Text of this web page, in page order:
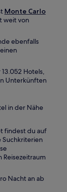
Monte Carlo
weit von
ebenfalls
Hotels,
Unterkünften
in der Nähe
findest du auf
Suchkriterien
Reisezeitraum
Nacht an ab